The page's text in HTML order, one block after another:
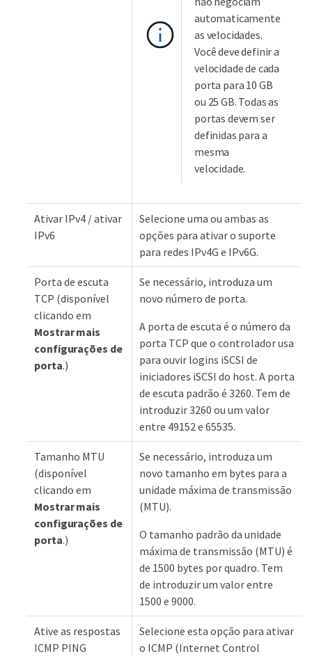
automaticamente
as velocidades.
Você deve definir a
velocidade de cada
porta para 10 GB
ou 25 GB. Todas as
portas devem ser
definidas para a
mesma
velocidade.
Ativar IPv4 / ativar
IPv6
Selecione uma ou ambas as
opções para ativar o suporte
para redes IPv4G e IPv6G.
Porta de escuta
TCP (disponível
clicando em
Mostrar mais
configurações de
porta.)
Se necessário, introduza um
novo número de porta.
A porta de escuta é o número da
porta TCP que o controlador usa
para ouvir logins iSCSI de
iniciadores iSCSI do host. A porta
de escuta padrão é 3260. Tem de
introduzir 3260 ou um valor
entre 49152 e 65535.
Tamanho MTU
(disponível
clicando em
Mostrar mais
configurações de
porta.)
Se necessário, introduza um
novo tamanho em bytes para a
unidade máxima de transmissão
(MTU).
O tamanho padrão da unidade
máxima de transmissão (MTU) é
de 1500 bytes por quadro. Tem
de introduzir um valor entre
1500 e 9000.
Ative as respostas
ICMP PING
Selecione esta opção para ativar
o ICMP (Internet Control